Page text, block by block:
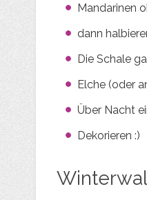
Mandarinen
dann
Die Schale
Elche (oder
Über Nacht
Dekorieren :)